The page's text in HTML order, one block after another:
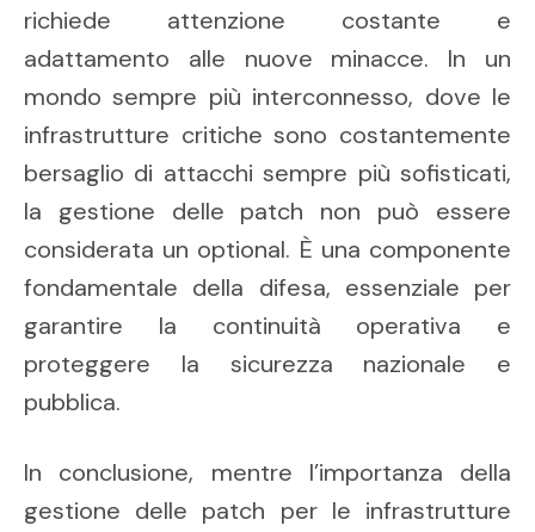
richiede attenzione costante e
adattamento alle nuove minacce. In un
mondo sempre più interconnesso, dove le
infrastrutture critiche sono costantemente
bersaglio di attacchi sempre più sofisticati,
la gestione delle patch non può essere
considerata un optional. È una componente
fondamentale della difesa, essenziale per
garantire la continuità operativa e
proteggere la sicurezza nazionale e
pubblica.
In conclusione, mentre l’importanza della
gestione delle patch per le infrastrutture